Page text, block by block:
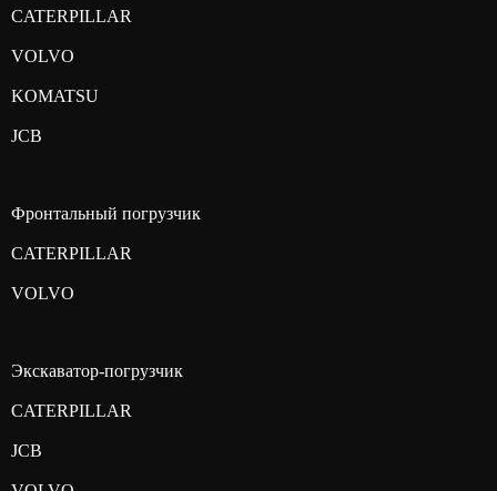
CATERPILLAR
VOLVO
KOMATSU
JCB
Фронтальный погрузчик
CATERPILLAR
VOLVO
Экскаватор-погрузчик
CATERPILLAR
JCB